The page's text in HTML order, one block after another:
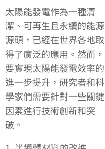
太陽能發電作為一種清
潔、可再生且永續的能源
源頭，已經在世界各地取
得了廣泛的應用。然而，
要實現太陽能發電效率的
進一步提升，研究者和科
學家們需要針對一些關鍵
因素進行技術創新和突
破。